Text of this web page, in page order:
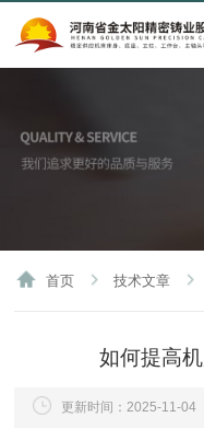
首页 技术文章
如何提高
更新时间：2025-11-